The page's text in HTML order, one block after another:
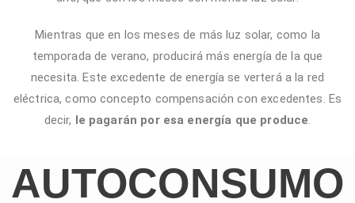
Mientras que en los meses de más luz solar, como la
temporada de verano, producirá más energía de la que
necesita. Este excedente de energía se verterá a la red
eléctrica, como concepto compensación con excedentes. Es
decir, le pagarán por esa energía que produce
AUTOCONSUMO